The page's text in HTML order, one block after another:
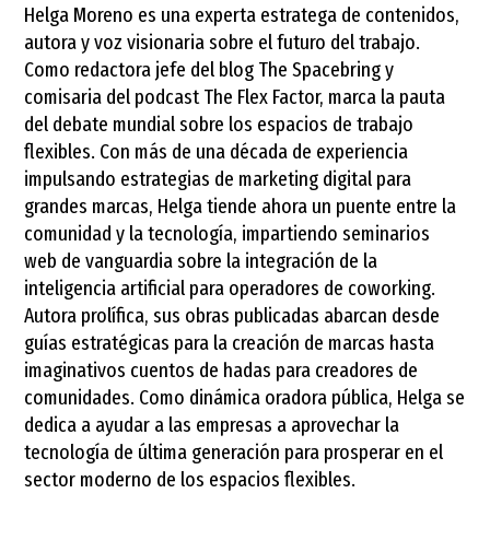
Helga Moreno es una experta estratega de contenidos,
autora y voz visionaria sobre el futuro del trabajo.
Como redactora jefe del blog The Spacebring y
comisaria del podcast The Flex Factor, marca la pauta
del debate mundial sobre los espacios de trabajo
flexibles. Con más de una década de experiencia
impulsando estrategias de marketing digital para
grandes marcas, Helga tiende ahora un puente entre la
comunidad y la tecnología, impartiendo seminarios
web de vanguardia sobre la integración de la
inteligencia artificial para operadores de coworking.
Autora prolífica, sus obras publicadas abarcan desde
guías estratégicas para la creación de marcas hasta
imaginativos cuentos de hadas para creadores de
comunidades. Como dinámica oradora pública, Helga se
dedica a ayudar a las empresas a aprovechar la
tecnología de última generación para prosperar en el
sector moderno de los espacios flexibles.